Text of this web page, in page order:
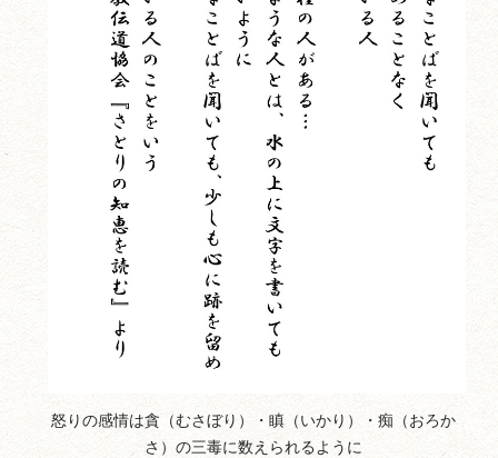
怒りの感情は貪（むさぼり）・瞋（いかり）・痴（おろか
さ）の三毒に数えられるように